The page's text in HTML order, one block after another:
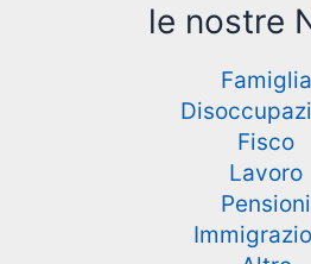
le nostre
Famiglia
Fisco
Lavoro
Pensioni